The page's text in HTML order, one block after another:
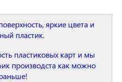
яркие цвета и
пластик.
пластиковых карт и мы
производста как можно